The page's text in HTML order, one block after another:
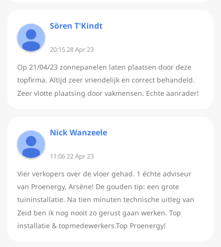
Sören T'Kindt
20:15 28 Apr 23
Op 21/04/23 zonnepanelen laten plaatsen door deze
topfirma. Altijd zeer vriendelijk en correct behandeld.
Zeer vlotte plaatsing door vakmensen. Echte aanrader!
Nick Wanzeele
11:06 22 Apr 23
Vier verkopers over de vloer gehad. 1 échte adviseur
van Proenergy, Arsène! De gouden tip: een grote
tuininstallatie. Na tien minuten technische uitleg van
Zeid ben ik nog nooit zo gerust gaan werken. Top
installatie & topmedewerkers.Top Proenergy!